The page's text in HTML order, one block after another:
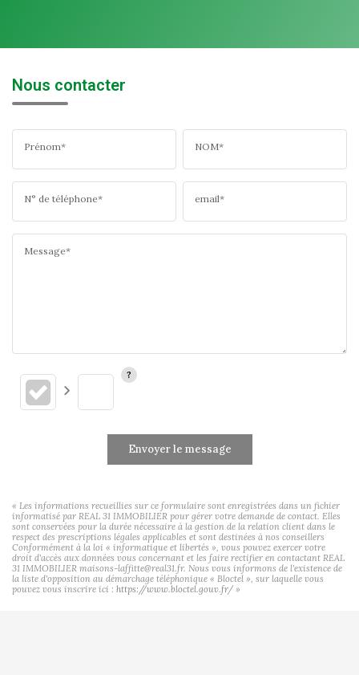
Nous contacter
Prénom* NOM*
N° de téléphone* email*
Message*
Envoyer le message
« Les informations recueillies sur ce formulaire sont enregistrées dans un fichier
informatisé par REAL 31 IMMOBILIER pour gérer votre demande de contact. Elles
sont conservées pour la durée nécessaire à la gestion de la relation client dans le
respect des prescriptions légales applicables et sont destinées à nos conseillers
Conformément à la loi « informatique et libertés », vous pouvez exercer votre
droit d'accès aux données vous concernant et les faire rectifier en contactant REAL
31 IMMOBILIER maisons-laffitte@real31.fr. Nous vous informons de l'existence de
la liste d'opposition au démarchage téléphonique « Bloctel », sur laquelle vous
pouvez vous inscrire ici : https://www.bloctel.gouv.fr/ »